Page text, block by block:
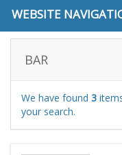
WEBSITE
BAR
We have found 3
your search.